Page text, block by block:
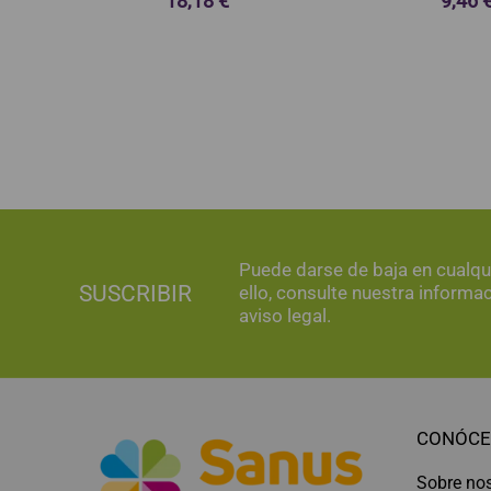
SUSCRIBIR
Puede darse de baja en
ello, consulte nuestra
aviso legal.
Sobre